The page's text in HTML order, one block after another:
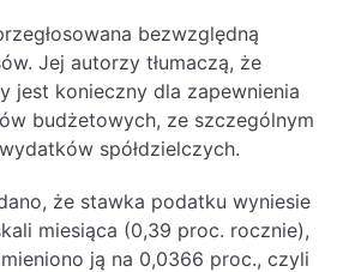
bezwzględną
Jej autorzy tłumaczą, że
jest konieczny dla zapewnienia
budżetowych, ze szczególnym
spółdzielczych.
że stawka podatku wyniesie
miesiąca (0,39 proc. rocznie),
ją na 0,0366 proc., czyli